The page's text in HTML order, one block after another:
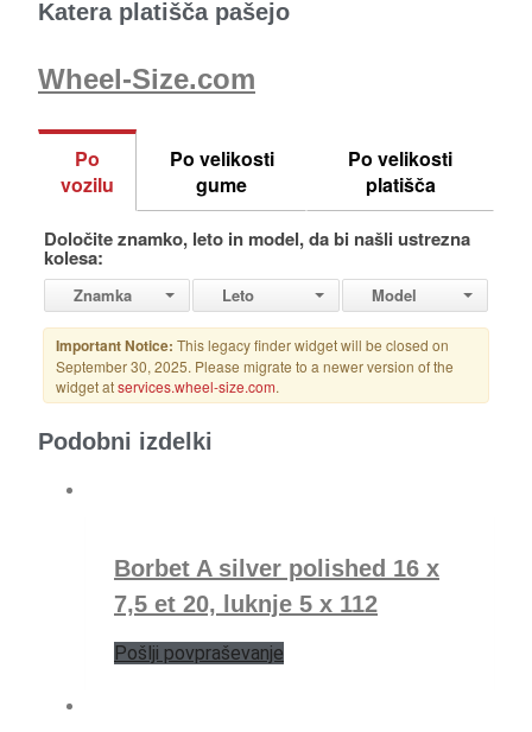
Katera platišča pašejo
Wheel-Size.com
Podobni izdelki
Borbet A silver polished 16 x
7,5 et 20, luknje 5 x 112
Pošlji povpraševanje